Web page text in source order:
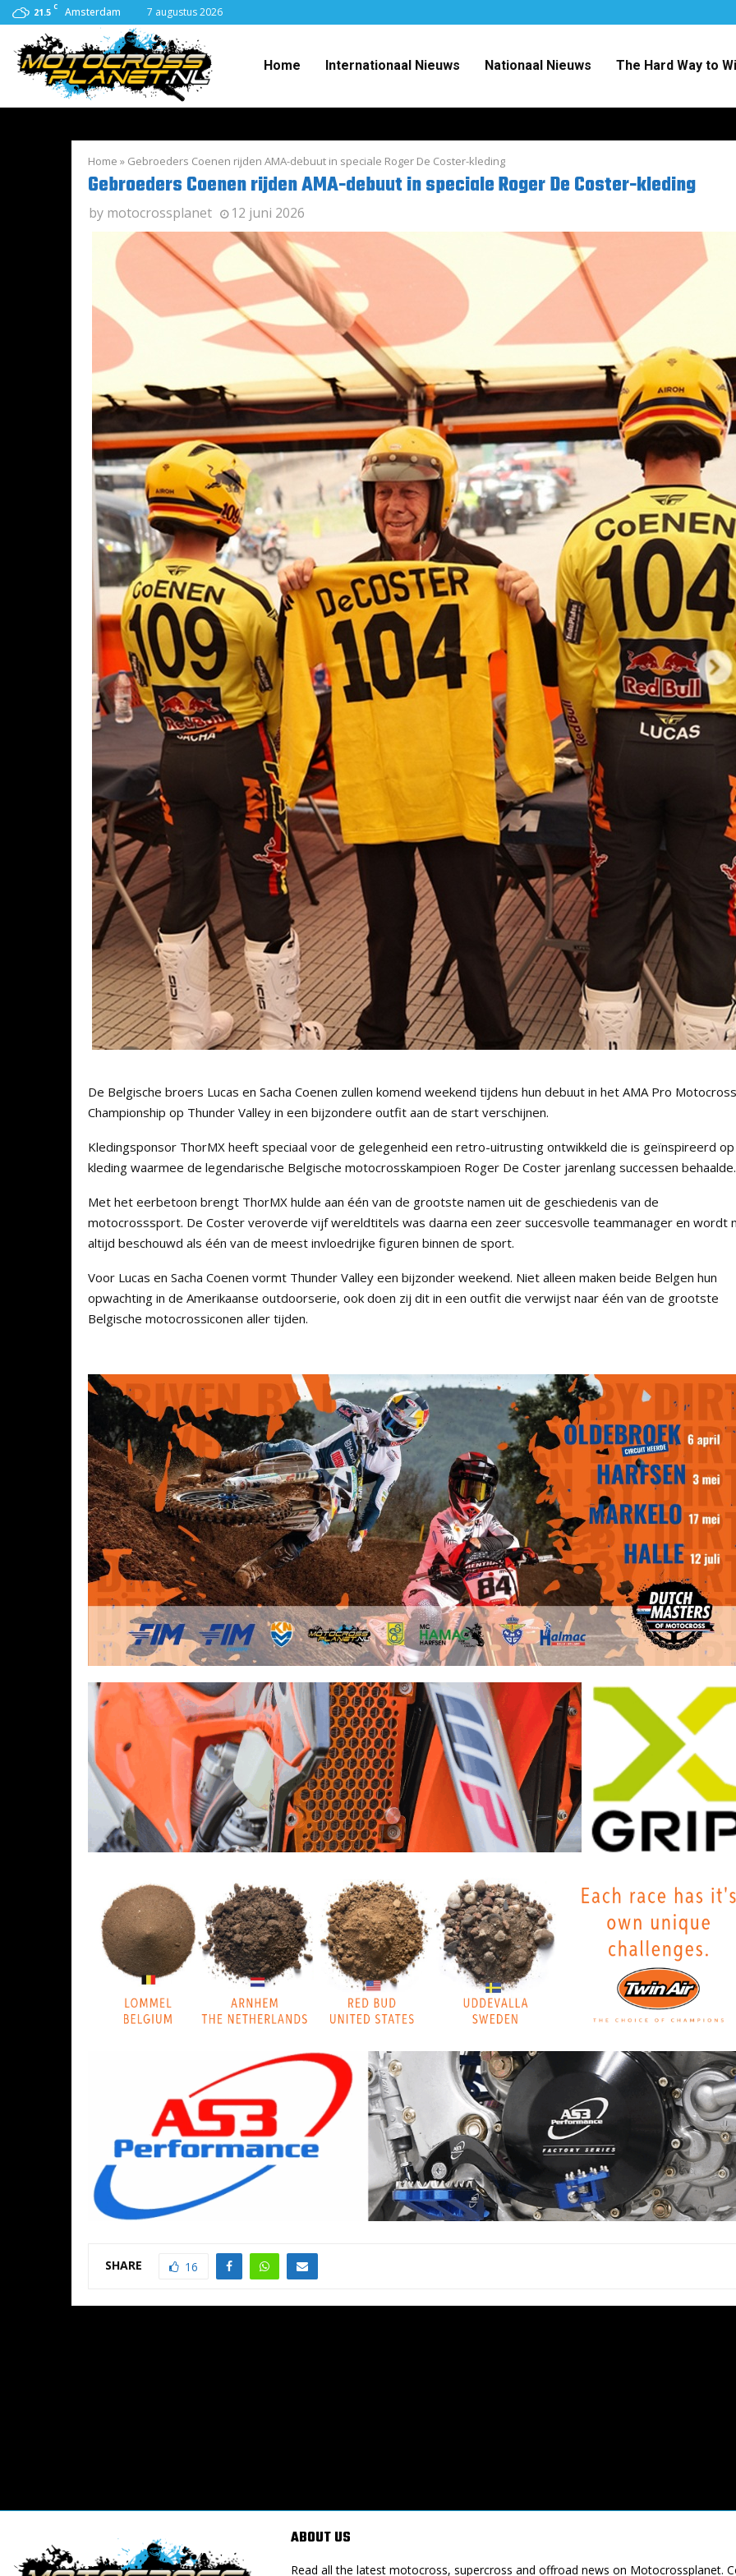
21.5 C Amsterdam 7 augustus 2026
Home Internationaal Nieuws Nationaal Nieuws The Hard Way to
Home » Gebroeders Coenen rijden AMA-debuut in speciale Roger De Coster-kleding
Gebroeders Coenen rijden AMA-debuut in speciale Roger De Coster-kleding
by motocrossplanet 12 juni 2026
De Belgische broers Lucas en Sacha Coenen zullen komend weekend tijdens hun debuut in het AMA Pro Motocross
Championship op Thunder Valley in een bijzondere outfit aan de start verschijnen.
Kledingsponsor ThorMX heeft speciaal voor de gelegenheid een retro-uitrusting ontwikkeld die is geïnspireerd
kleding waarmee de legendarische Belgische motocrosskampioen Roger De Coster jarenlang successen behaalde.
Met het eerbetoon brengt ThorMX hulde aan één van de grootste namen uit de geschiedenis van de
motocrosssport. De Coster veroverde vijf wereldtitels was daarna een zeer succesvolle teammanager en wordt
altijd beschouwd als één van de meest invloedrijke figuren binnen de sport.
Voor Lucas en Sacha Coenen vormt Thunder Valley een bijzonder weekend. Niet alleen maken beide Belgen hun
opwachting in de Amerikaanse outdoorserie, ook doen zij dit in een outfit die verwijst naar één van de grootste
Belgische motocrossiconen aller tijden.
SHARE 16
ABOUT US
Read all the latest motocross, supercross and offroad news on Motocrossplanet.